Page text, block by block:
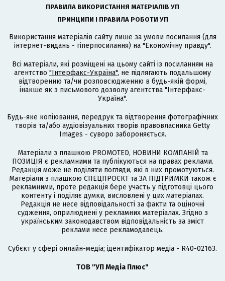
ПРАВИЛА ВИКОРИСТАННЯ МАТЕРІАЛІВ УП
ПРИНЦИПИ І ПРАВИЛА РОБОТИ УП
Використання матеріалів сайту лише за умови посилання (для
інтернет-видань - гіперпосилання) на "Економічну правду".
Всі матеріали, які розміщені на цьому сайті із посиланням на
агентство "Інтерфакс-Україна", не підлягають подальшому
відтворенню та/чи розповсюдженню в будь-якій формі,
інакше як з письмового дозволу агентства "Інтерфакс-
Україна".
Будь-яке копіювання, передрук та відтворення фотографічних
творів та/або аудіовізуальних творів правовласника Getty
Images - суворо забороняється.
Матеріали з плашкою PROMOTED, НОВИНИ КОМПАНІЙ та
ПОЗИЦІЯ є рекламними та публікуються на правах реклами.
Редакція може не поділяти погляди, які в них промотуються.
Матеріали з плашкою СПЕЦПРОЄКТ та ЗА ПІДТРИМКИ також є
рекламними, проте редакція бере участь у підготовці цього
контенту і поділяє думки, висловлені у цих матеріалах.
Редакція не несе відповідальності за факти та оціночні
судження, оприлюднені у рекламних матеріалах. Згідно з
українським законодавством відповідальність за зміст
реклами несе рекламодавець.
Cубєкт у сфері онлайн-медіа; ідентифікатор медіа - R40-02163.
ТОВ "УП Медіа Плюс"